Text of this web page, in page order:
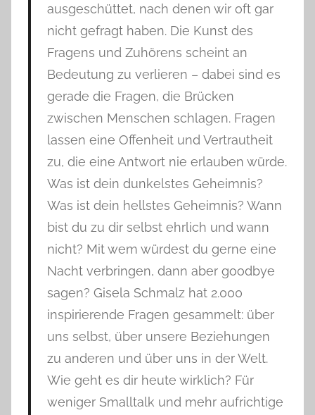
ausgeschüttet, nach denen wir oft gar
nicht gefragt haben. Die Kunst des
Fragens und Zuhörens scheint an
Bedeutung zu verlieren – dabei sind es
gerade die Fragen, die Brücken
zwischen Menschen schlagen. Fragen
lassen eine Offenheit und Vertrautheit
zu, die eine Antwort nie erlauben würde.
Was ist dein dunkelstes Geheimnis?
Was ist dein hellstes Geheimnis? Wann
bist du zu dir selbst ehrlich und wann
nicht? Mit wem würdest du gerne eine
Nacht verbringen, dann aber goodbye
sagen? Gisela Schmalz hat 2.000
inspirierende Fragen gesammelt: über
uns selbst, über unsere Beziehungen
zu anderen und über uns in der Welt.
Wie geht es dir heute wirklich? Für
weniger Smalltalk und mehr aufrichtige